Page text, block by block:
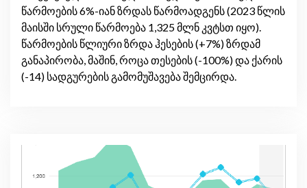
წარმოების 6%-იან ზრდას წარმოადგენს (2023 წლის
მაისში სრული წარმოება 1,325 მლნ კვტსთ იყო).
წარმოების წლიური ზრდა ჰესების (+7%) ზრდამ
განაპირობა, მაშინ, როცა თესების (-100%) და ქარის
(-14) სადგურების გამომუშავება შემცირდა.